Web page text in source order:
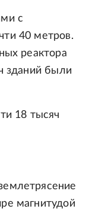
с
40 метров.
реактора
зданий были
18 тысяч
магнитудой